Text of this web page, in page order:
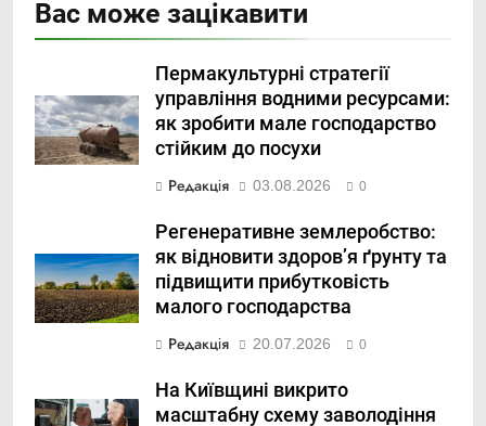
Вас може зацікавити
Пермакультурні стратегії
управління водними ресурсами:
як зробити мале господарство
стійким до посухи
Редакція 03.08.2026 0
Регенеративне землеробство:
як відновити здоров’я ґрунту та
підвищити прибутковість
малого господарства
Редакція 20.07.2026 0
На Київщині викрито
масштабну схему заволодіння